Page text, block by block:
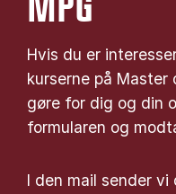
MPG
Hvis du er
kurserne på Master
gøre for dig og din
formularen og
I den mail sender